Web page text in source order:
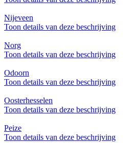
Nijeveen
Toon details van deze beschrijving
Norg
Toon details van deze beschrijving
Odoorn
Toon details van deze beschrijving
Oosterhesselen
Toon details van deze beschrijving
Peize
Toon details van deze beschrijving